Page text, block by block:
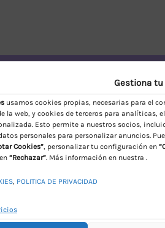
Gestiona tu
usamos cookies propias, necesarias para el
la web, y cookies de terceros para analíticas,
Esto permite a nuestros socios,
personales para personalizar anuncios.
Cookies”, personalizar tu configuración en
“Rechazar”. Más información en nuestra .
, POLITICA DE PRIVACIDAD
Discreto en España